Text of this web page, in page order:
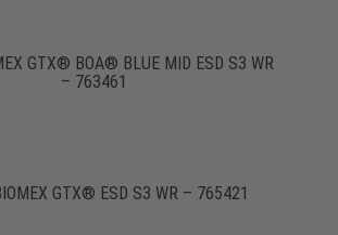
GTX® BOA® BLUE MID ESD S3 WR
– 763461
GTX® ESD S3 WR – 765421